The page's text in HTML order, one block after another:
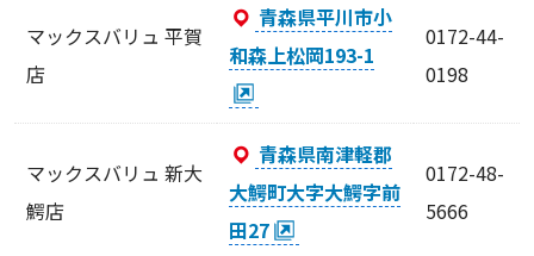
マックスバリュ 平賀
店
青森県平川市小
和森上松岡193-1
0172-44-
0198
マックスバリュ 新大
鰐店
青森県南津軽郡
大鰐町大字大鰐字前
田27
0172-48-
5666